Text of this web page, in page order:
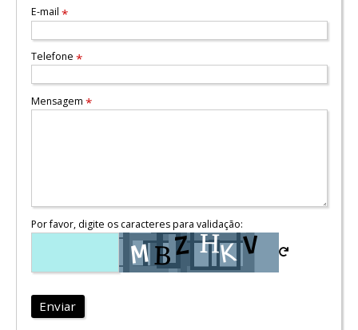
E-mail *
Telefone *
Mensagem *
Por favor, digite os caracteres para validação:
Enviar